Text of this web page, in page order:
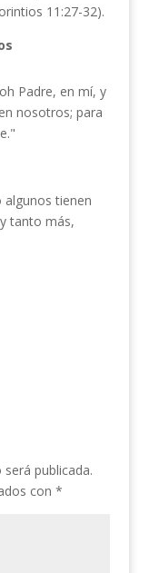
11:27-32).
Padre, en mí, y
nosotros; para
tienen
tanto más,
publicada.
con *